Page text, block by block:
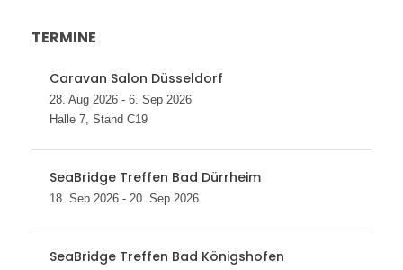
TERMINE
Caravan Salon Düsseldorf
28. Aug 2026 - 6. Sep 2026
Halle 7, Stand C19
SeaBridge Treffen Bad Dürrheim
18. Sep 2026 - 20. Sep 2026
SeaBridge Treffen Bad Königshofen